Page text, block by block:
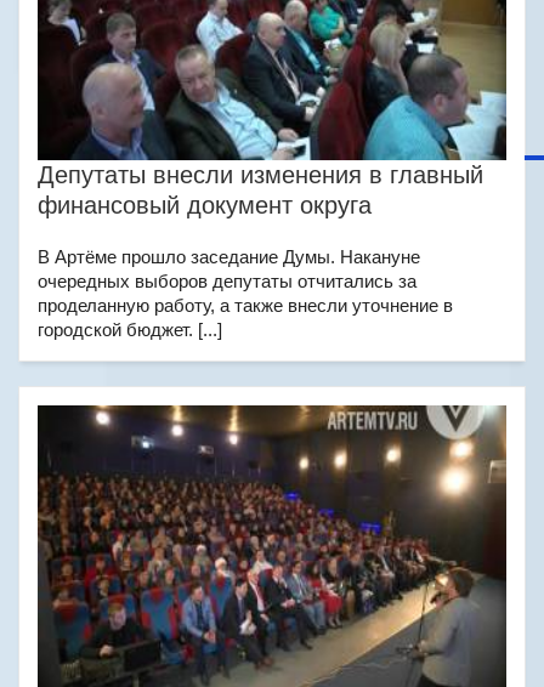
Депутаты внесли изменения в главный
финансовый документ округа
В Артёме прошло заседание Думы. Накануне
очередных выборов депутаты отчитались за
проделанную работу, а также внесли уточнение в
городской бюджет. [...]